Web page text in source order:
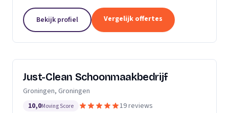
ervaring in de glas- en gevelreiniging. Maar met...
Bekijk profiel Vergelijk offertes
Just-Clean Schoonmaakbedrijf
Groningen, Groningen
10,0Moving Score 19 reviews